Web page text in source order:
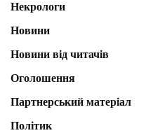
Некрологи
Новини
Новини від читачів
Оголошення
Партнерський матеріал
Політик